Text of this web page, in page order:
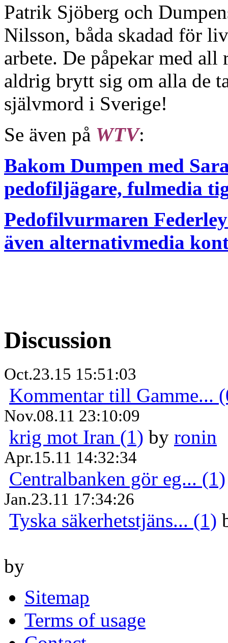
Patrik Sjöberg och
Nilsson, båda skadad för
arbete. De påpekar med
aldrig brytt sig om alla de
självmord i Sverige!
Se även på WTV:
Bakom Dumpen med
pedofiljägare, fulmedia
Pedofilvurmaren
även alternativmedia
Discussion
Oct.23.15 15:51:03
Kommentar till Gamme...
Nov.08.11 23:10:09
krig mot Iran (1) by ronin
Apr.15.11 14:32:34
Centralbanken gör eg... (1)
Jan.23.11 17:34:26
Tyska säkerhetstjäns... (1)
by
Sitemap
Terms of usage